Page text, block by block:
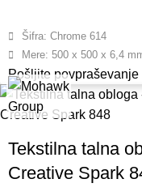
Šifra: Chrome 614
Mere: 500 x 500 x 6,4
Pošljite povpraševanje
Tekstilna talna
Creative Spark